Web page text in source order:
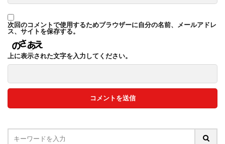
次回のコメントで使用するためブラウザーに自分の名前、メールアドレ
ス、サイトを保存する。
上に表示された文字を入力してください。